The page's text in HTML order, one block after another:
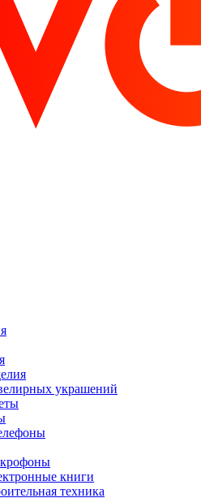
украшений
книги